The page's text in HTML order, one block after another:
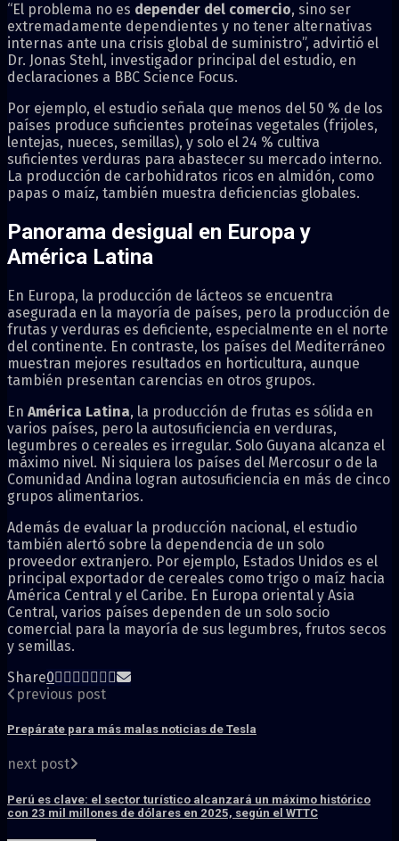
“El problema no es depender del comercio, sino ser
extremadamente dependientes y no tener alternativas
internas ante una crisis global de suministro”, advirtió el
Dr. Jonas Stehl, investigador principal del estudio, en
declaraciones a BBC Science Focus.
Por ejemplo, el estudio señala que menos del 50 % de los
países produce suficientes proteínas vegetales (frijoles,
lentejas, nueces, semillas), y solo el 24 % cultiva
suficientes verduras para abastecer su mercado interno.
La producción de carbohidratos ricos en almidón, como
papas o maíz, también muestra deficiencias globales.
Panorama desigual en Europa y
América Latina
En Europa, la producción de lácteos se encuentra
asegurada en la mayoría de países, pero la producción de
frutas y verduras es deficiente, especialmente en el norte
del continente. En contraste, los países del Mediterráneo
muestran mejores resultados en horticultura, aunque
también presentan carencias en otros grupos.
En América Latina, la producción de frutas es sólida en
varios países, pero la autosuficiencia en verduras,
legumbres o cereales es irregular. Solo Guyana alcanza el
máximo nivel. Ni siquiera los países del Mercosur o de la
Comunidad Andina logran autosuficiencia en más de cinco
grupos alimentarios.
Además de evaluar la producción nacional, el estudio
también alertó sobre la dependencia de un solo
proveedor extranjero. Por ejemplo, Estados Unidos es el
principal exportador de cereales como trigo o maíz hacia
América Central y el Caribe. En Europa oriental y Asia
Central, varios países dependen de un solo socio
comercial para la mayoría de sus legumbres, frutos secos
y semillas.
Share0
previous post
Prepárate para más malas noticias de Tesla
next post
Perú es clave: el sector turístico alcanzará un máximo histórico
con 23 mil millones de dólares en 2025, según el WTTC